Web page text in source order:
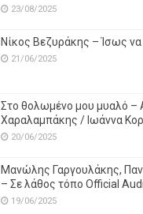
23/08/2025
Νίκος Βεζυράκης – Ίσως
21/06/2025
Στο θολωμένο μου μυαλό –
Χαραλαμπάκης / Ιωάννα
20/06/2025
Μανώλης Γαργουλάκης,
– Σε λάθος τόπο Official
19/06/2025